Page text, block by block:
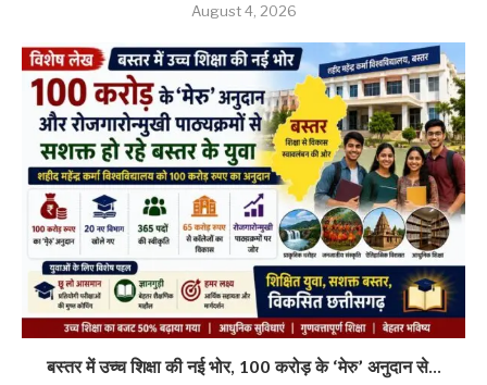
August 4, 2026
बस्तर में उच्च शिक्षा की नई भोर, 100 करोड़ के ‘मेरु’ अनुदान से...